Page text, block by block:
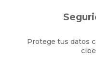
Protege tus datos